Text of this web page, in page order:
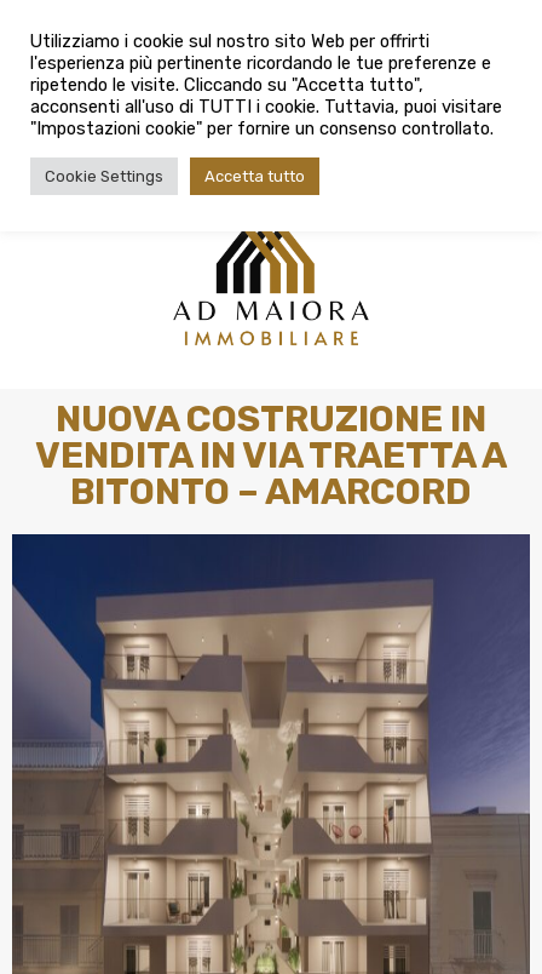
080 3759025
NUOVA COSTRUZIONE IN
VENDITA IN VIA TRAETTA A
BITONTO – AMARCORD
Utilizziamo i cookie sul nostro sito Web per offrirti
l'esperienza più pertinente ricordando le tue preferenze e
ripetendo le visite. Cliccando su "Accetta tutto",
acconsenti all'uso di TUTTI i cookie. Tuttavia, puoi visitare
"Impostazioni cookie" per fornire un consenso controllato.
Cookie Settings Accetta tutto